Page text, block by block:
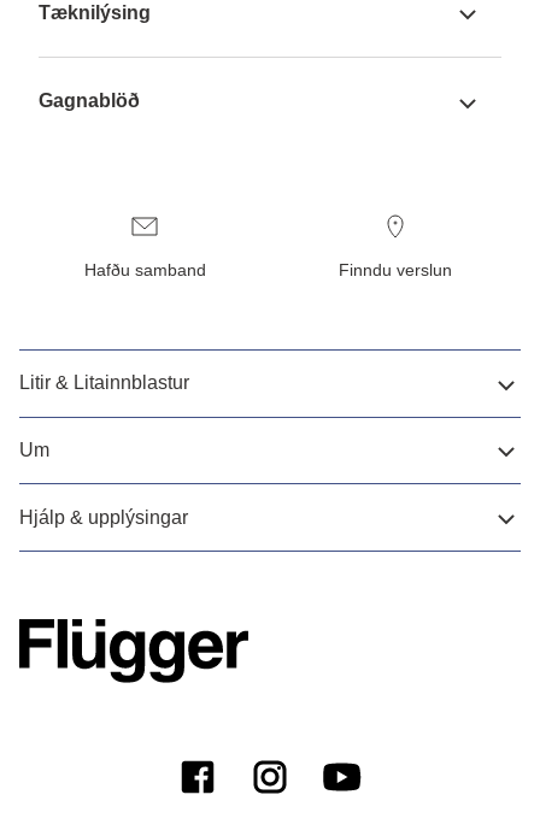
Tæknilýsing
Gagnablöð
Hafðu samband Finndu verslun
Litir & Litainnblastur
Um
Hjálp & upplýsingar